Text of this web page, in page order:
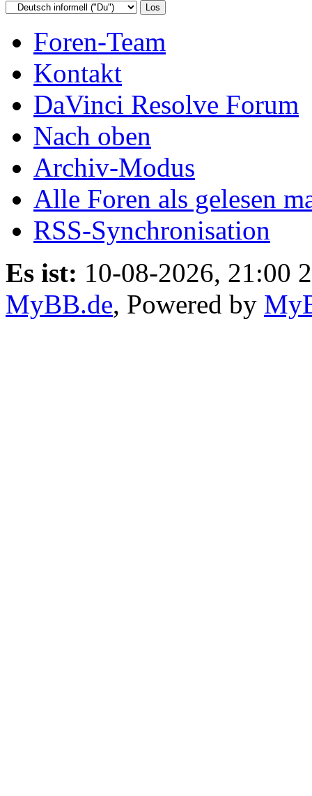
Foren-Team
Kontakt
DaVinci Resolve Forum
Nach oben
Archiv-Modus
Alle Foren als gelesen
RSS-Synchronisation
Es ist: 10-08-2026, 21:00
MyBB.de, Powered by